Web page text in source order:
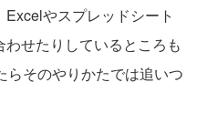
やスプレッドシート
せたりしているところも
らそのやりかたでは追いつ